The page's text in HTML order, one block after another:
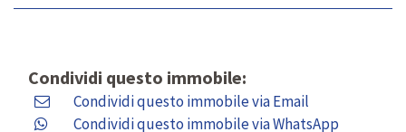
Condividi questo immobile:
Condividi questo immobile via Email
Condividi questo immobile via WhatsApp